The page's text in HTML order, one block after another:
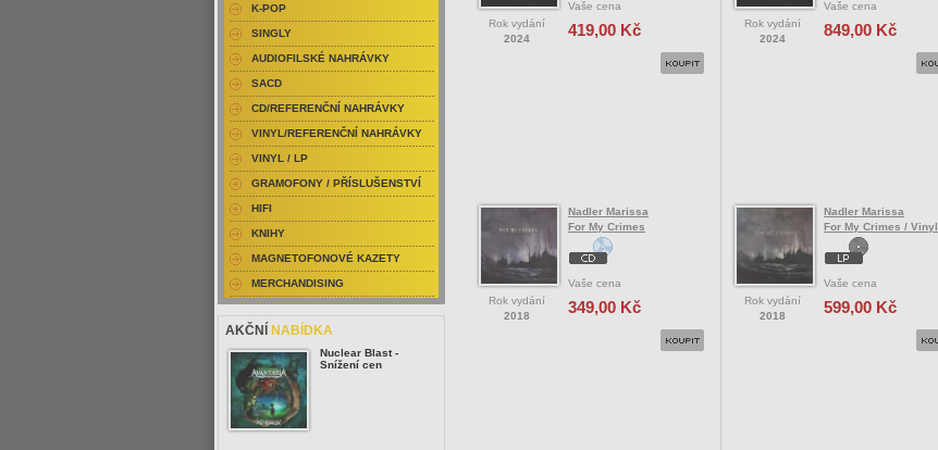
Rok vydání
2024
Vaše cena
419,00 Kč
Rok vydání
2024
Vaše cena
849,00 Kč
Rok vydání
2018
Nadler Marissa
For My Crimes
Vaše cena
349,00 Kč
Rok vydání
2018
Nadler Marissa
For My Crimes / Vinyl
Vaše cena
599,00 Kč
K-POP
SINGLY
AUDIOFILSKÉ NAHRÁVKY
SACD
CD/REFERENČNÍ NAHRÁVKY
VINYL/REFERENČNÍ NAHRÁVKY
VINYL / LP
GRAMOFONY / PŘÍSLUŠENSTVÍ
HIFI
KNIHY
MAGNETOFONOVÉ KAZETY
MERCHANDISING
AKČNÍ NABÍDKA
Nuclear Blast -
Snížení cen